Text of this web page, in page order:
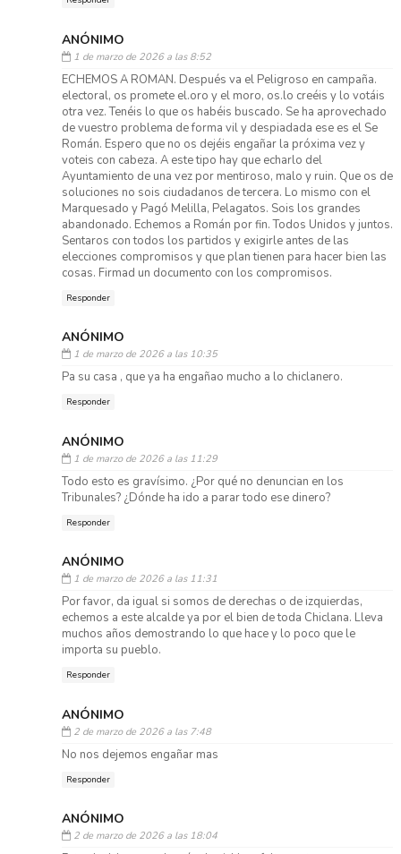
ANÓNIMO
1 de marzo de 2026 a las 8:52
ECHEMOS A ROMAN. Después va el Peligroso en campaña.
electoral, os promete el.oro y el moro, os.lo creéis y lo votáis
otra vez. Tenéis lo que os habéis buscado. Se ha aprovechado
de vuestro problema de forma vil y despiadada ese es el Se
Román. Espero que no os dejéis engañar la próxima vez y
voteis con cabeza. A este tipo hay que echarlo del
Ayuntamiento de una vez por mentiroso, malo y ruin. Que os de
soluciones no sois ciudadanos de tercera. Lo mismo con el
Marquesado y Pagó Melilla, Pelagatos. Sois los grandes
abandonado. Echemos a Román por fin. Todos Unidos y juntos.
Sentaros con todos los partidos y exigirle antes de las
elecciones compromisos y que plan tienen para hacer bien las
cosas. Firmad un documento con los compromisos.
Responder
ANÓNIMO
1 de marzo de 2026 a las 10:35
Pa su casa , que ya ha engañao mucho a lo chiclanero.
Responder
ANÓNIMO
1 de marzo de 2026 a las 11:29
Todo esto es gravísimo. ¿Por qué no denuncian en los
Tribunales? ¿Dónde ha ido a parar todo ese dinero?
Responder
ANÓNIMO
1 de marzo de 2026 a las 11:31
Por favor, da igual si somos de derechas o de izquierdas,
echemos a este alcalde ya por el bien de toda Chiclana. Lleva
muchos años demostrando lo que hace y lo poco que le
importa su pueblo.
Responder
ANÓNIMO
2 de marzo de 2026 a las 7:48
No nos dejemos engañar mas
Responder
ANÓNIMO
2 de marzo de 2026 a las 18:04